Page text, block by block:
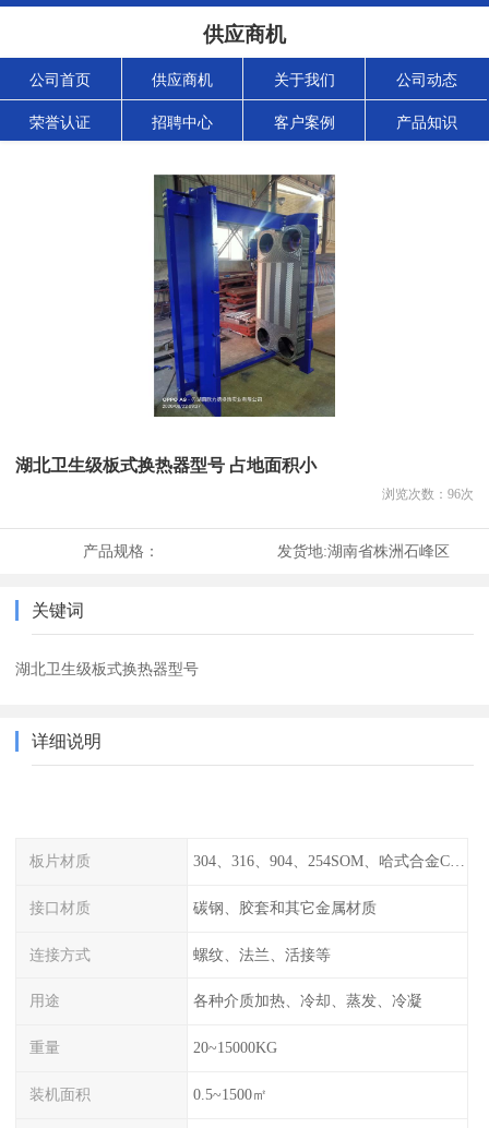
供应商机
公司首页 供应商机 关于我们 公司动态
荣誉认证 招聘中心 客户案例 产品知识
湖北卫生级板式换热器型号 占地面积小
浏览次数： 96次
产品规格： 发货地:湖南省株洲石峰区
关键词
湖北卫生级板式换热器型号
详细说明
板片材质 304、316、904、254SOM、哈式合金C-276、TA1等
接口材质 碳钢、胶套和其它金属材质
连接方式 螺纹、法兰、活接等
用途 各种介质加热、冷却、蒸发、冷凝
重量 20~15000KG
装机面积 0.5~1500㎡